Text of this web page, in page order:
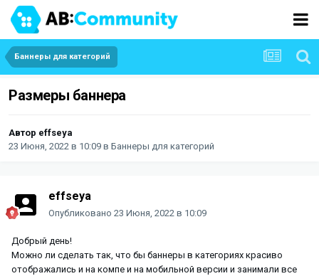
Баннеры для категорий
Размеры баннера
Автор effseya
23 Июня, 2022 в 10:09 в Баннеры для категорий
effseya
Опубликовано 23 Июня, 2022 в 10:09
Добрый день!
Можно ли сделать так, что бы баннеры в категориях красиво
отображались и на компе и на мобильной версии и занимали все